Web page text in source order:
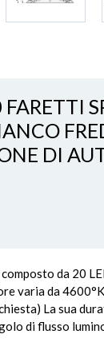
DI
da 20
varia da 4600°K
La sua
di flusso